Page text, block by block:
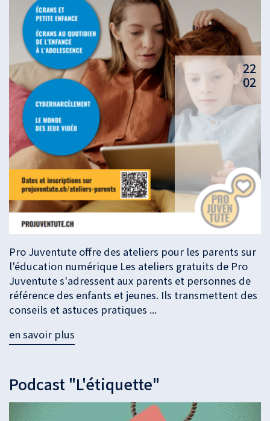
22
02
Pro Juventute offre des ateliers pour les parents sur
l'éducation numérique Les ateliers gratuits de Pro
Juventute s'adressent aux parents et personnes de
référence des enfants et jeunes. Ils transmettent des
conseils et astuces pratiques ...
en savoir plus
Podcast "L'étiquette"